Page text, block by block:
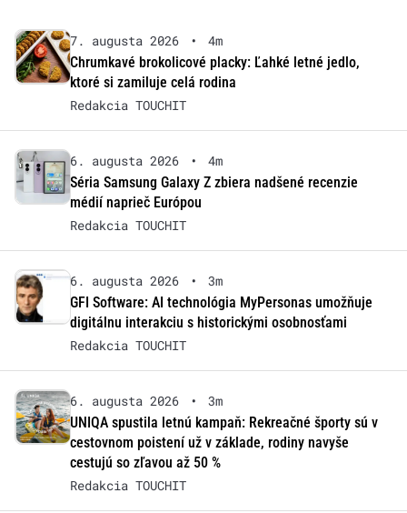
7. augusta 2026 •
4m
Chrumkavé brokolicové placky: Ľahké letné jedlo,
ktoré si zamiluje celá rodina
Redakcia TOUCHIT
6. augusta 2026 •
4m
Séria Samsung Galaxy Z zbiera nadšené recenzie
médií naprieč Európou
Redakcia TOUCHIT
6. augusta 2026 •
3m
GFI Software: AI technológia MyPersonas umožňuje
digitálnu interakciu s historickými osobnosťami
Redakcia TOUCHIT
6. augusta 2026 •
3m
UNIQA spustila letnú kampaň: Rekreačné športy sú v
cestovnom poistení už v základe, rodiny navyše
cestujú so zľavou až 50 %
Redakcia TOUCHIT